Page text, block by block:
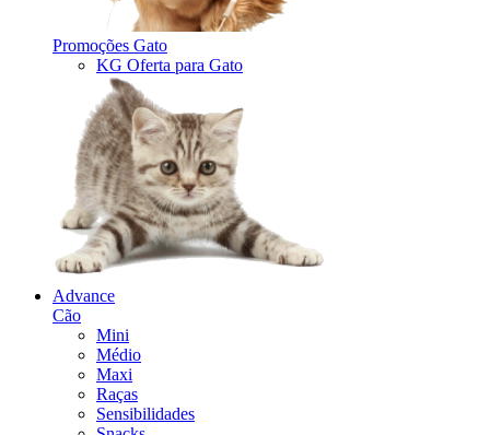
Promoções Gato
KG Oferta para Gato
Advance
Cão
Mini
Médio
Maxi
Raças
Sensibilidades